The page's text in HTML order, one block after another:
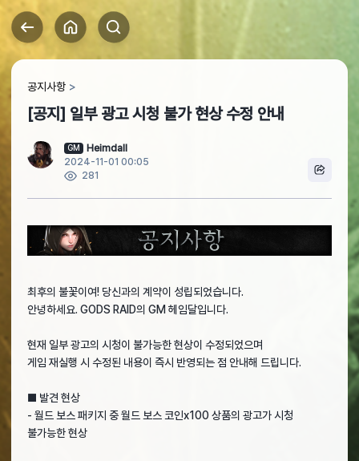
공지사항
[공지] 일부 광고 시청 불가 현상 수정 안내
GM
Heimdall
2024-11-01 00:05
281
최후의 불꽃이여! 당신과의 계약이 성립되었습니다.
안녕하세요. GODS RAID의 GM 헤임달입니다.
현재 일부 광고의 시청이 불가능한 현상이 수정되었으며
게임 재실행 시 수정된 내용이 즉시 반영되는 점 안내해 드립니다.
■ 발견 현상
- 월드 보스 패키지 중 월드 보스 코인x100 상품의 광고가 시청
불가능한 현상